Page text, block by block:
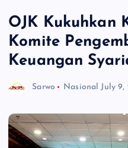
OJK Kukuhkan
Komite
Keuangan
Sarwo Nasional July 9,